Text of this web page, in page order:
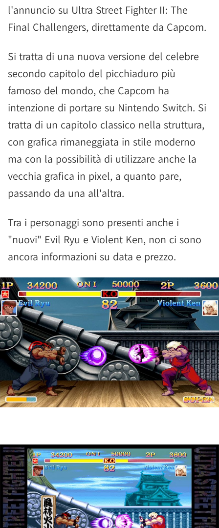
l'annuncio su Ultra Street Fighter II: The
Final Challengers, direttamente da Capcom.
Si tratta di una nuova versione del celebre
secondo capitolo del picchiaduro più
famoso del mondo, che Capcom ha
intenzione di portare su Nintendo Switch. Si
tratta di un capitolo classico nella struttura,
con grafica rimaneggiata in stile moderno
ma con la possibilità di utilizzare anche la
vecchia grafica in pixel, a quanto pare,
passando da una all'altra.
Tra i personaggi sono presenti anche i
"nuovi" Evil Ryu e Violent Ken, non ci sono
ancora informazioni su data e prezzo.